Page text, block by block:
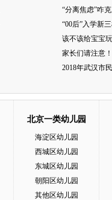
“分离焦虑”咋
“00后”入学新
该不该给宝宝
家长们请注意
2018年武汉市
北京一类幼儿园
海淀区幼儿园
西城区幼儿园
东城区幼儿园
朝阳区幼儿园
其他区幼儿园